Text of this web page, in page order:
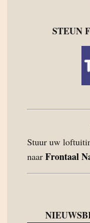
STEUN
Stuur uw
naar Frontaal